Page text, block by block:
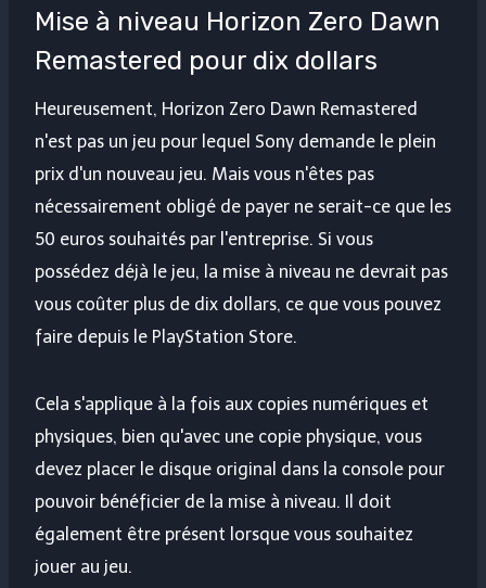
Mise à niveau Horizon Zero Dawn
Remastered pour dix dollars
Heureusement, Horizon Zero Dawn Remastered
n'est pas un jeu pour lequel Sony demande le plein
prix d'un nouveau jeu. Mais vous n'êtes pas
nécessairement obligé de payer ne serait-ce que les
50 euros souhaités par l'entreprise. Si vous
possédez déjà le jeu, la mise à niveau ne devrait pas
vous coûter plus de dix dollars, ce que vous pouvez
faire depuis le PlayStation Store.
Cela s'applique à la fois aux copies numériques et
physiques, bien qu'avec une copie physique, vous
devez placer le disque original dans la console pour
pouvoir bénéficier de la mise à niveau. Il doit
également être présent lorsque vous souhaitez
jouer au jeu.